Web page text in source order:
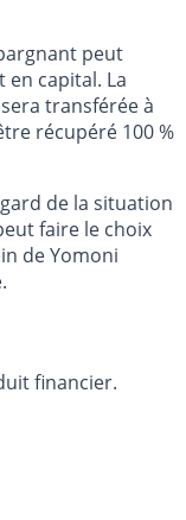
peut
capital. La
transférée à
récupéré 100 %
de la situation
faire le choix
de Yomoni
financier.